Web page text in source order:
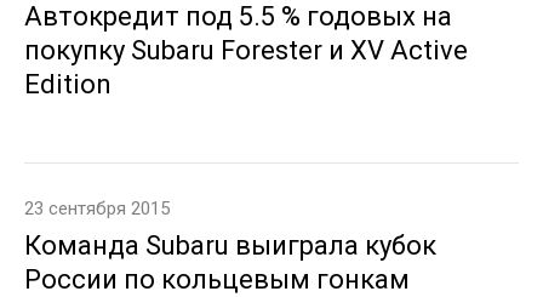
Автокредит под 5.5 % годовых на
покупку Subaru Forester и XV Active
Edition
23 сентября 2015
Команда Subaru выиграла кубок
России по кольцевым гонкам